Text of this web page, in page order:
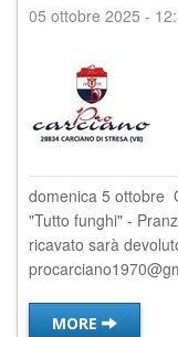
05 ottobre 2025 -
domenica 5 ottobre
"Tutto funghi" -
ricavato sarà
MORE